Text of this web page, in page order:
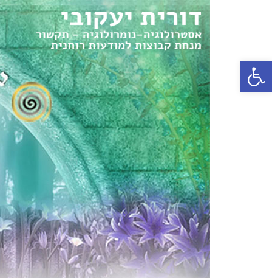
פתח סרגל נגישות